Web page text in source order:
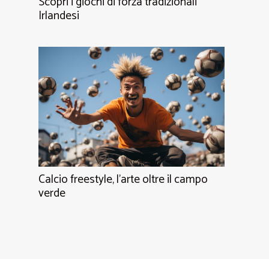
Irlandesi
Calcio freestyle, l'arte oltre il campo
verde